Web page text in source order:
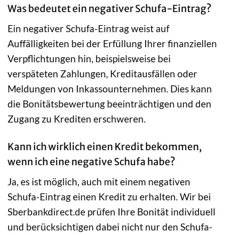
Was bedeutet ein negativer Schufa-Eintrag?
Ein negativer Schufa-Eintrag weist auf
Auffälligkeiten bei der Erfüllung Ihrer finanziellen
Verpflichtungen hin, beispielsweise bei
verspäteten Zahlungen, Kreditausfällen oder
Meldungen von Inkassounternehmen. Dies kann
die Bonitätsbewertung beeinträchtigen und den
Zugang zu Krediten erschweren.
Kann ich wirklich einen Kredit bekommen,
wenn ich eine negative Schufa habe?
Ja, es ist möglich, auch mit einem negativen
Schufa-Eintrag einen Kredit zu erhalten. Wir bei
Sberbankdirect.de prüfen Ihre Bonität individuell
und berücksichtigen dabei nicht nur den Schufa-